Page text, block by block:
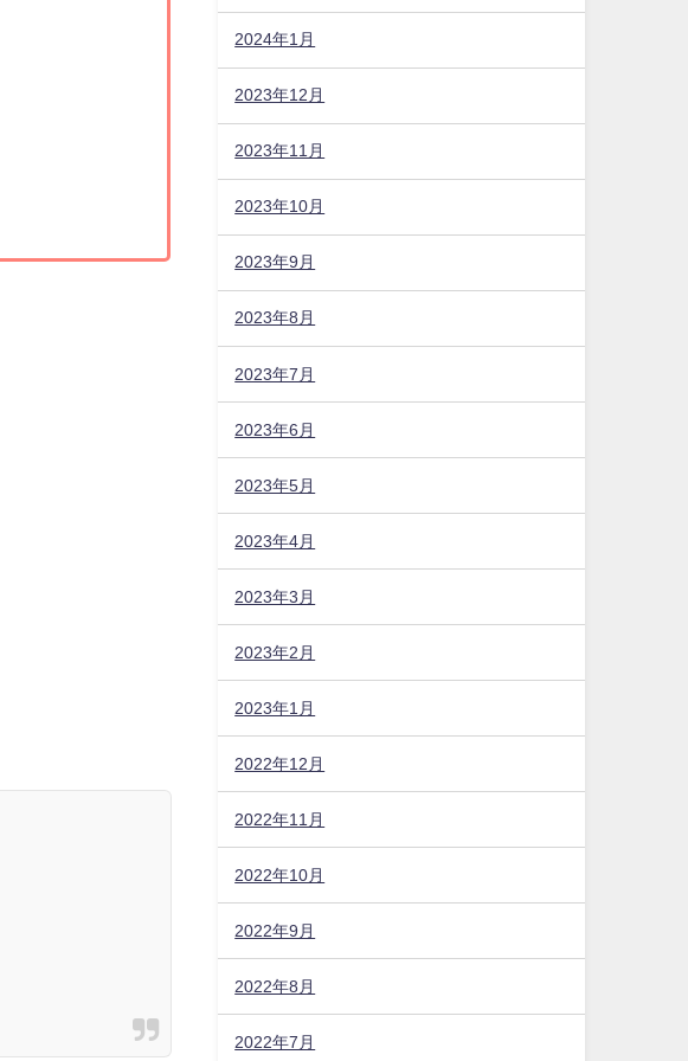
2024年1月
2023年12月
2023年11月
2023年10月
2023年9月
2023年8月
2023年7月
2023年6月
2023年5月
2023年4月
2023年3月
2023年2月
2023年1月
2022年12月
2022年11月
2022年10月
2022年9月
2022年8月
2022年7月